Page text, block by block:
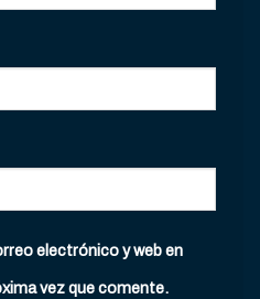
electrónico y web en
vez que comente.